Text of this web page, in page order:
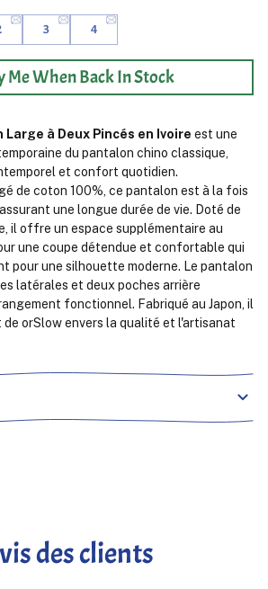
3 4
Me When Back In Stock
à Deux Pincés en Ivoire est une
du pantalon chino classique,
et confort quotidien.
de coton 100%, ce pantalon est à la fois
une longue durée de vie. Doté de
il offre un espace supplémentaire au
une coupe détendue et confortable qui
pour une silhouette moderne. Le pantalon
latérales et deux poches arrière
fonctionnel. Fabriqué au Japon, il
orSlow envers la qualité et l'artisanat
des clients